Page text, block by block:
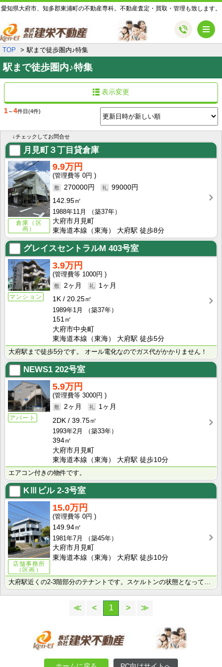
愛知県大府市、知多郡東浦町の不動産専科。不動産査定・買取・管理も致します。
TOP 駅まで徒歩圏内♪特集
駅まで徒歩圏内♪特集
表示変更
1～4件目 (4件)
↓チェックしてお問合せ
月見町３丁目貸倉庫
倉庫（区
画）
9.9万円
0円
270000円
99000円
142.95㎡
1988年11月
（築37年）
大府市月見町
東海道本線（東海） 大府駅 徒歩8分
グレイスセントラルM 403号室
マンション
3.9万円
1000円
2ヶ月
1ヶ月
1K
20.25㎡
1989年1月
（築37年）
151㎡
大府市中央町
東海道本線（東海） 大府駅 徒歩5分
大府駅まで徒歩5分です。 オール電化なのでガス代がかかりません！
NEWS1 202号室
アパート
5.9万円
3000円
2ヶ月
1ヶ月
2DK
39.75㎡
1993年2月
（築33年）
394㎡
大府市月見町
東海道本線（東海） 大府駅 徒歩10分
エアコン付きの物件です。
KⅢビル2-3号室
店舗事務所
（区画）
15.0万円
0円
149.94㎡
1981年7月
（築45年）
大府市月見町
東海道本線（東海） 大府駅 徒歩10分
大府駅近くの2-3階部分のテナントです。スケルトンの状態となっております。 業種や内装は応相談です。･･･
≪ < 1 > ≫